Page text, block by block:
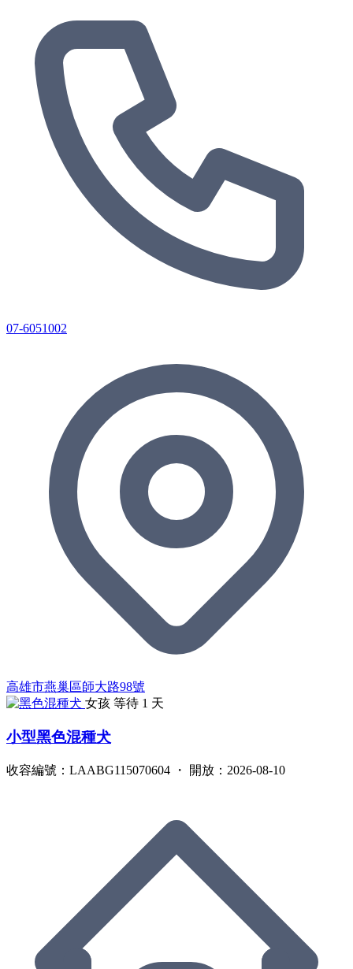
07-6051002
高雄市燕巢區師大路98號
女孩 等待 1 天
小型黑色混種犬
收容編號：LAABG115070604 ・ 開放：2026-08-10